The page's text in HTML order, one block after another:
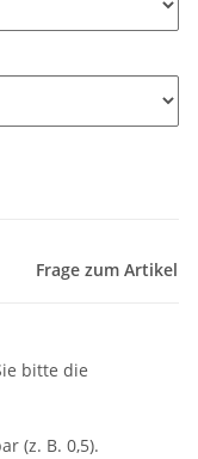
Frage zum Artikel
bitte die
(z. B. 0,5).